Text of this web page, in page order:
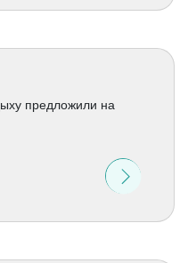
предложили на